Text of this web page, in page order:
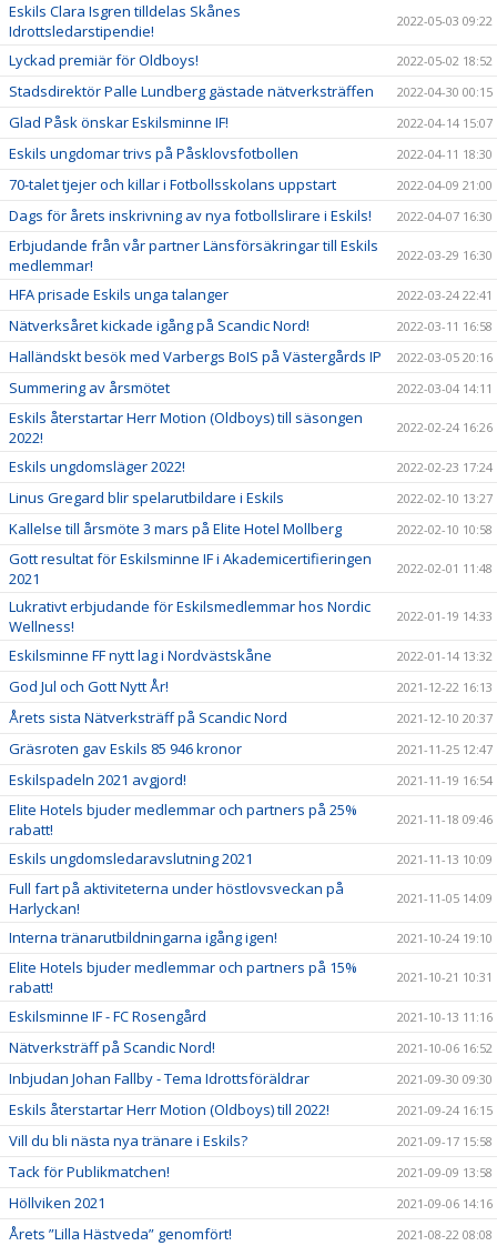
Eskils Clara Isgren tilldelas Skånes
Idrottsledarstipendie!
2022-05-03 09:22
Lyckad premiär för Oldboys! 2022-05-02 18:52
Stadsdirektör Palle Lundberg gästade nätverksträffen 2022-04-30 00:15
Glad Påsk önskar Eskilsminne IF! 2022-04-14 15:07
Eskils ungdomar trivs på Påsklovsfotbollen 2022-04-11 18:30
70-talet tjejer och killar i Fotbollsskolans uppstart 2022-04-09 21:00
Dags för årets inskrivning av nya fotbollslirare i Eskils! 2022-04-07 16:30
Erbjudande från vår partner Länsförsäkringar till Eskils
medlemmar!
2022-03-29 16:30
HFA prisade Eskils unga talanger 2022-03-24 22:41
Nätverksåret kickade igång på Scandic Nord! 2022-03-11 16:58
Halländskt besök med Varbergs BoIS på Västergårds IP 2022-03-05 20:16
Summering av årsmötet 2022-03-04 14:11
Eskils återstartar Herr Motion (Oldboys) till säsongen
2022!
2022-02-24 16:26
Eskils ungdomsläger 2022! 2022-02-23 17:24
Linus Gregard blir spelarutbildare i Eskils 2022-02-10 13:27
Kallelse till årsmöte 3 mars på Elite Hotel Mollberg 2022-02-10 10:58
Gott resultat för Eskilsminne IF i Akademicertifieringen
2021
2022-02-01 11:48
Lukrativt erbjudande för Eskilsmedlemmar hos Nordic
Wellness!
2022-01-19 14:33
Eskilsminne FF nytt lag i Nordvästskåne 2022-01-14 13:32
God Jul och Gott Nytt År! 2021-12-22 16:13
Årets sista Nätverksträff på Scandic Nord 2021-12-10 20:37
Gräsroten gav Eskils 85 946 kronor 2021-11-25 12:47
Eskilspadeln 2021 avgjord! 2021-11-19 16:54
Elite Hotels bjuder medlemmar och partners på 25%
rabatt!
2021-11-18 09:46
Eskils ungdomsledaravslutning 2021 2021-11-13 10:09
Full fart på aktiviteterna under höstlovsveckan på
Harlyckan!
2021-11-05 14:09
Interna tränarutbildningarna igång igen! 2021-10-24 19:10
Elite Hotels bjuder medlemmar och partners på 15%
rabatt!
2021-10-21 10:31
Eskilsminne IF - FC Rosengård 2021-10-13 11:16
Nätverksträff på Scandic Nord! 2021-10-06 16:52
Inbjudan Johan Fallby - Tema Idrottsföräldrar 2021-09-30 09:30
Eskils återstartar Herr Motion (Oldboys) till 2022! 2021-09-24 16:15
Vill du bli nästa nya tränare i Eskils? 2021-09-17 15:58
Tack för Publikmatchen! 2021-09-09 13:58
Höllviken 2021 2021-09-06 14:16
Årets ”Lilla Hästveda” genomfört! 2021-08-22 08:08